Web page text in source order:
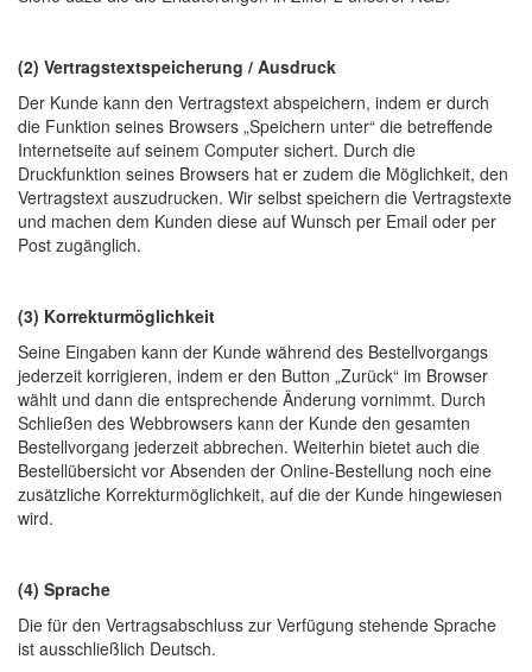
(2) Vertragstextspeicherung / Ausdruck
Der Kunde kann den Vertragstext abspeichern, indem er durch
die Funktion seines Browsers „Speichern unter“ die betreffende
Internetseite auf seinem Computer sichert. Durch die
Druckfunktion seines Browsers hat er zudem die Möglichkeit, den
Vertragstext auszudrucken. Wir selbst speichern die Vertragstexte
und machen dem Kunden diese auf Wunsch per Email oder per
Post zugänglich.
(3) Korrekturmöglichkeit
Seine Eingaben kann der Kunde während des Bestellvorgangs
jederzeit korrigieren, indem er den Button „Zurück“ im Browser
wählt und dann die entsprechende Änderung vornimmt. Durch
Schließen des Webbrowsers kann der Kunde den gesamten
Bestellvorgang jederzeit abbrechen. Weiterhin bietet auch die
Bestellübersicht vor Absenden der Online-Bestellung noch eine
zusätzliche Korrekturmöglichkeit, auf die der Kunde hingewiesen
wird.
(4) Sprache
Die für den Vertragsabschluss zur Verfügung stehende Sprache
ist ausschließlich Deutsch.